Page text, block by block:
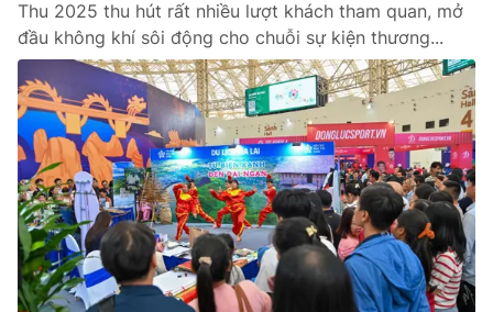
Thu 2025 thu hút rất nhiều lượt khách tham quan, mở
đầu không khí sôi động cho chuỗi sự kiện thương...